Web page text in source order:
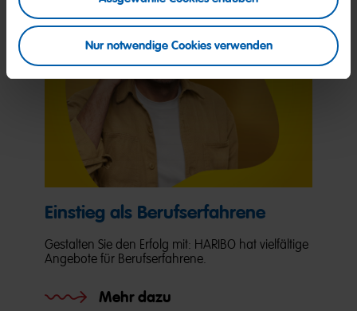
Nur notwendige Cookies verwenden
Einstieg als Berufserfahrene
Gestalten Sie den Erfolg mit: HARIBO hat vielfältige
Angebote für Berufserfahrene.
Mehr dazu